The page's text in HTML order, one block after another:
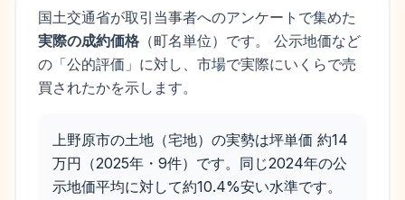
国土交通省が取引当事者へのアンケートで集めた
実際の成約価格 （町名単位）です。 公示地価など
の「公的評価」に対し、市場で実際にいくらで売
買されたかを示します。
上野原市の土地（宅地）の実勢は坪単価 約14
万円（2025年・9件）です。同じ2024年の公
示地価平均に対して約10.4%安い水準です。